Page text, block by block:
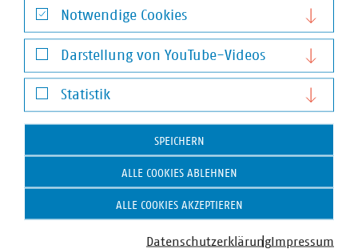
Notwendige Cookies
Notwendige Cookies
Darstellung von YouTube-Videos
Darstellung von YouTube-Videos
Statistik
Statistik
SPEICHERN
ALLE COOKIES ABLEHNEN
ALLE COOKIES AKZEPTIEREN
DatenschutzerklärungImpressum